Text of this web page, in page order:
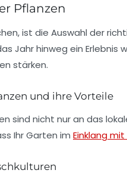
Pflanzen
ist die Auswahl der
Jahr hinweg ein Erlebnis
stärken.
und ihre Vorteile
sind nicht nur an das
Ihr Garten im Einklang